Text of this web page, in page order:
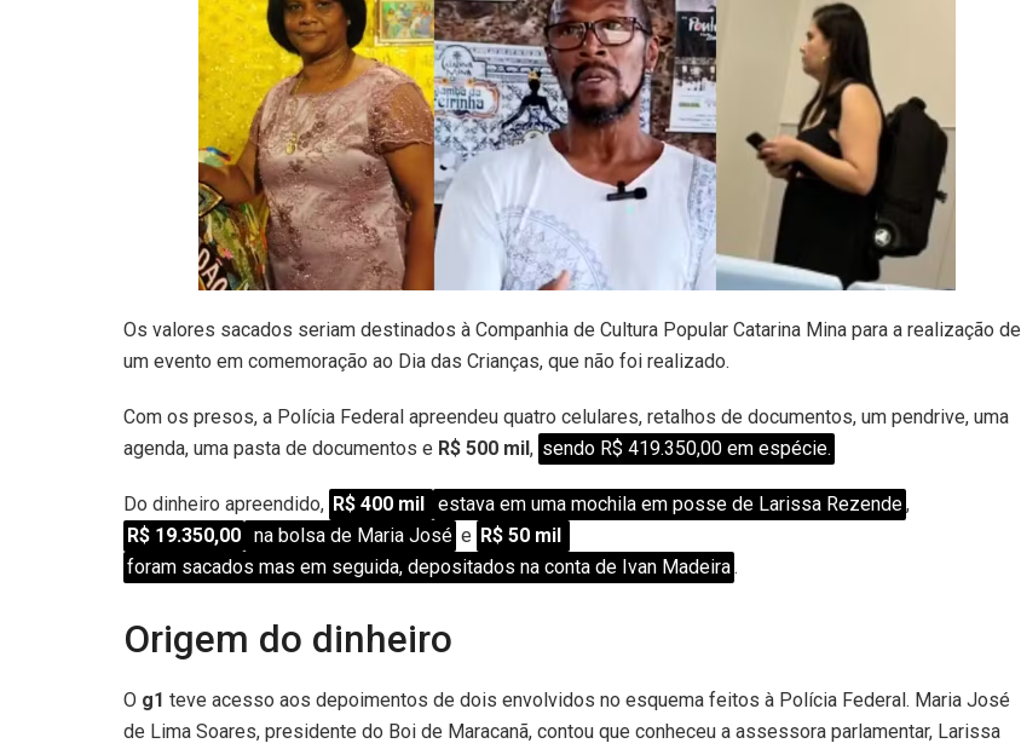
Os valores sacados seriam destinados à Companhia de Cultura Popular Catarina Mina para a realização de
um evento em comemoração ao Dia das Crianças, que não foi realizado.
Com os presos, a Polícia Federal apreendeu quatro celulares, retalhos de documentos, um pendrive, uma
agenda, uma pasta de documentos e R$ 500 mil, sendo R$ 419.350,00 em espécie.
Do dinheiro apreendido, R$ 400 mil estava em uma mochila em posse de Larissa Rezende,
R$ 19.350,00 na bolsa de Maria José e R$ 50 mil
foram sacados mas em seguida, depositados na conta de Ivan Madeira.
Origem do dinheiro
O g1 teve acesso aos depoimentos de dois envolvidos no esquema feitos à Polícia Federal. Maria José
de Lima Soares, presidente do Boi de Maracanã, contou que conheceu a assessora parlamentar, Larissa